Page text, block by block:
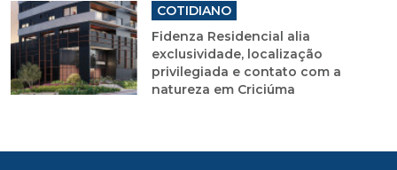
COTIDIANO
Fidenza Residencial alia
exclusividade, localização
privilegiada e contato com a
natureza em Criciúma